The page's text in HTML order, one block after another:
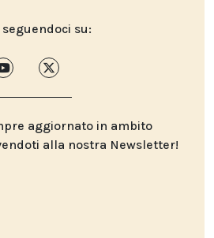
su:
aggiornato in ambito
alla nostra Newsletter!